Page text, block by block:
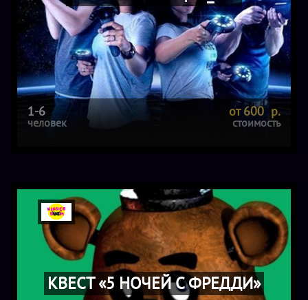
1-6
человек
от 600 р.
стоимость
КВЕСТ «5 НОЧЕЙ С ФРЕДДИ»